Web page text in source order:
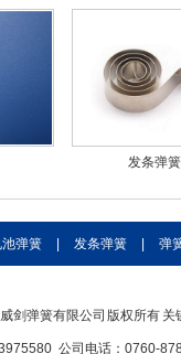
发条弹簧
弹簧 发条弹簧 弹
剑弹簧有限公司 版权所有
公司电话：0760-